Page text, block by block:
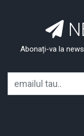
Abonați-va la